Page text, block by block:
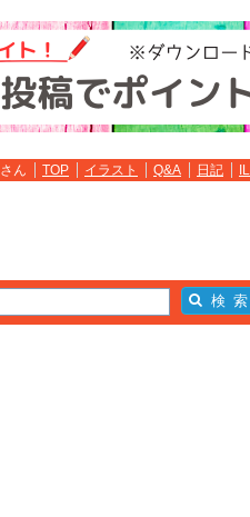
さん TOP イラスト Q&A 日記